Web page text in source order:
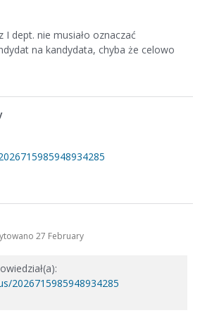
I dept. nie musiało oznaczać
na kandydata, chyba że celowo
27 February
2026715985948934285